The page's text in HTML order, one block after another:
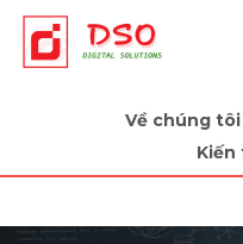
Tiếp sức cùng doanh
Về chúng tôi